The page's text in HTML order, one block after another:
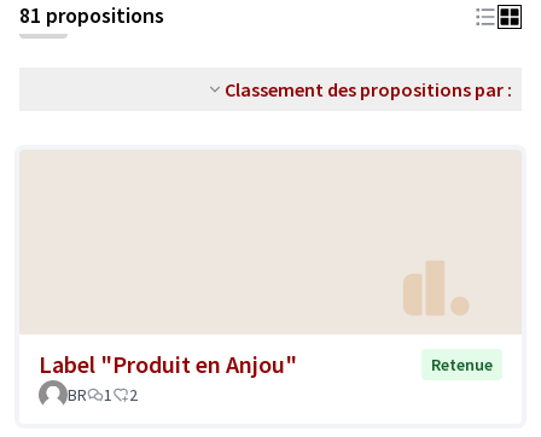
81 propositions
Classement des propositions par :
Label "Produit en Anjou"
Retenue
BR
1 2